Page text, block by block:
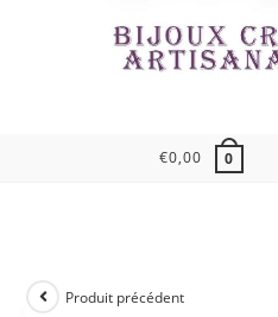
€0,00 0
Produit précédent